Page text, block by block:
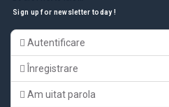
Sign up for newsletter today !
Autentificare
Înregistrare
Am uitat parola